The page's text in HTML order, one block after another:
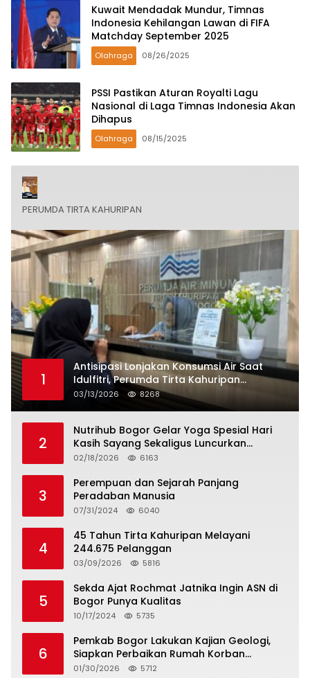
Kuwait Mendadak Mundur, Timnas
Indonesia Kehilangan Lawan di FIFA
Matchday September 2025
Olahraga 08/26/2025
PSSI Pastikan Aturan Royalti Lagu
Nasional di Laga Timnas Indonesia Akan
Dihapus
Olahraga 08/15/2025
PERUMDA TIRTA KAHURIPAN
1
Antisipasi Lonjakan Konsumsi Air Saat
Idulfitri, Perumda Tirta Kahuripan
Berlakukan Status Siaga Lebaran
03/13/2026 8268
2
Nutrihub Bogor Gelar Yoga Spesial Hari
Kasih Sayang Sekaligus Luncurkan
Tropicana Slim Beras Porang Golden Ube
02/18/2026 6163
3
Perempuan dan Sejarah Panjang
Peradaban Manusia
07/31/2024 6040
4
45 Tahun Tirta Kahuripan Melayani
244.675 Pelanggan
03/09/2026 5816
5
Sekda Ajat Rochmat Jatnika Ingin ASN di
Bogor Punya Kualitas
10/17/2024 5735
6
Pemkab Bogor Lakukan Kajian Geologi,
Siapkan Perbaikan Rumah Korban
Pergeseran Tanah
01/30/2026 5712